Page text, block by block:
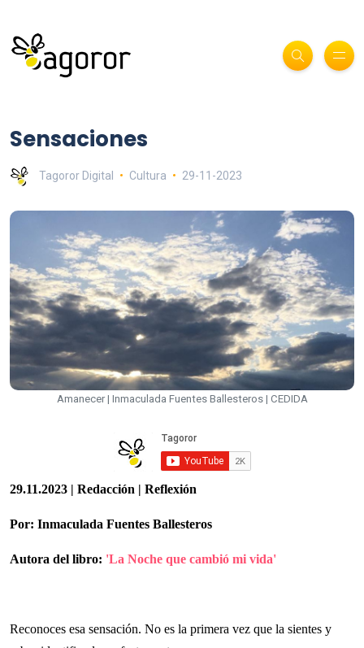
Sensaciones
Tagoror Digital Cultura 29-11-2023
Amanecer | Inmaculada Fuentes Ballesteros | CEDIDA
29.11.2023 | Redacción | Reflexión
Por: Inmaculada Fuentes Ballesteros
Autora del libro: 'La Noche que cambió mi vida'
Reconoces esa sensación. No es la primera vez que la sientes y